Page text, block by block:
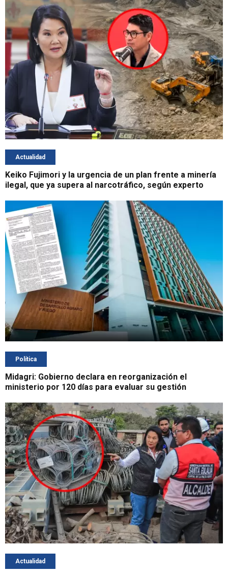
Actualidad
Keiko Fujimori y la urgencia de un plan frente a minería
ilegal, que ya supera al narcotráfico, según experto
Política
Midagri: Gobierno declara en reorganización el
ministerio por 120 días para evaluar su gestión
Actualidad